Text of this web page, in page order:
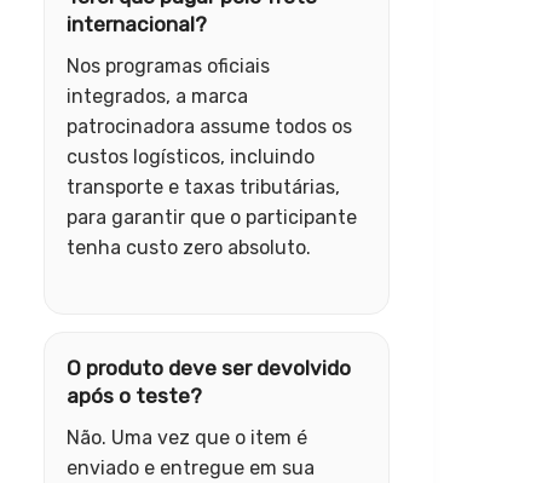
internacional?
Nos programas oficiais
integrados, a marca
patrocinadora assume todos os
custos logísticos, incluindo
transporte e taxas tributárias,
para garantir que o participante
tenha custo zero absoluto.
O produto deve ser devolvido
após o teste?
Não. Uma vez que o item é
enviado e entregue em sua